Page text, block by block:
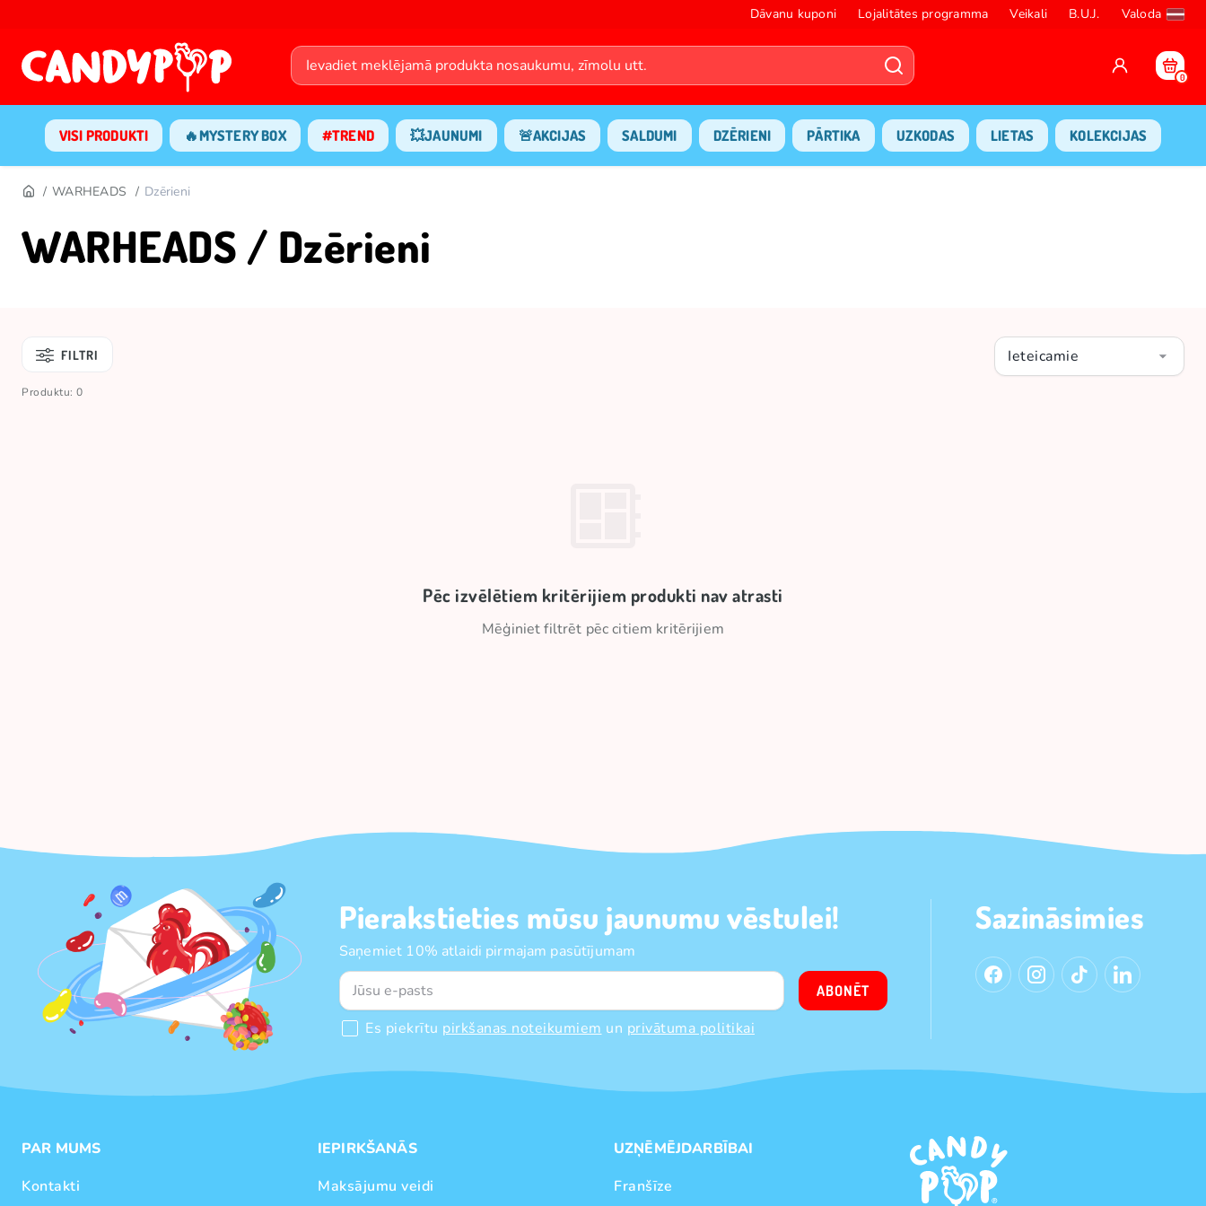
Dāvanu kuponi Lojalitātes programma Veikali B.U.J. Valoda
0
VISI PRODUKTI 🔥MYSTERY BOX #TREND 💥JAUNUMI 🚨AKCIJAS SALDUMI DZĒRIENI PĀRTIKA UZKODAS LIETAS KOLEKCIJAS
WARHEADS Dzērieni
WARHEADS / Dzērieni
FILTRI Ieteicamie
Produktu: 0
Pēc izvēlētiem kritērijiem produkti nav atrasti
Mēģiniet filtrēt pēc citiem kritērijiem
Pierakstieties mūsu jaunumu vēstulei!
Saņemiet 10% atlaidi pirmajam pasūtījumam
Es piekrītu pirkšanas noteikumiem un privātuma politikai
ABONĒT
Sazināsimies
PAR MUMS
Kontakti
IEPIRKŠANĀS
Maksājumu veidi
UZŅĒMĒJDARBĪBAI
Franšīze